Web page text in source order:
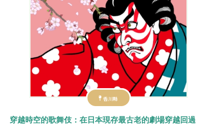
香川縣
穿越時空的歌舞伎：在日本現存最古老的劇場穿越回過